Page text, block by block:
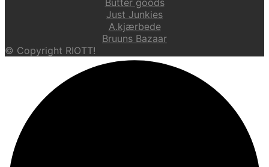
Just Junkies
A.kjærbede
Bruuns Bazaar
© Copyright RIOTT!